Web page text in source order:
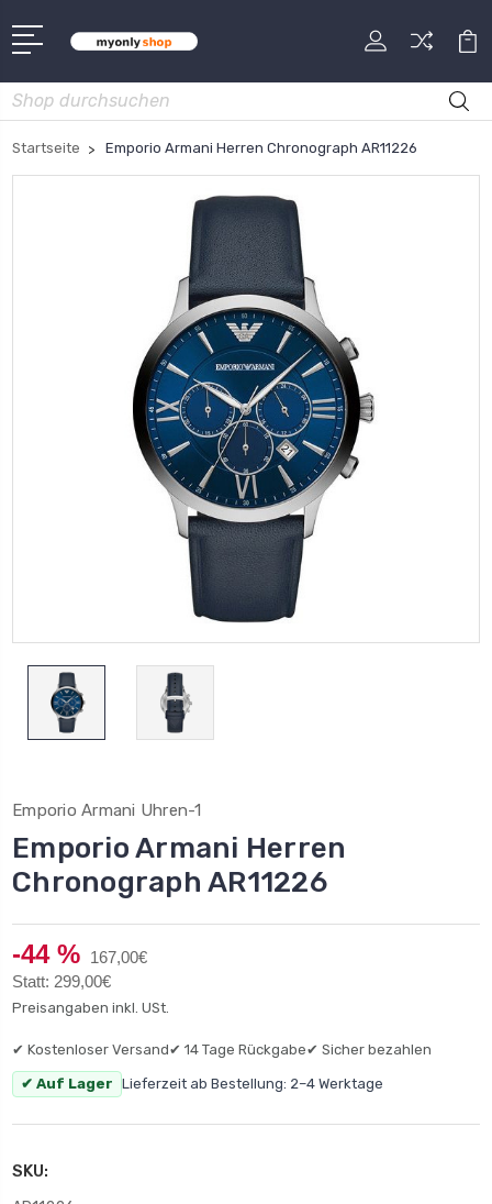
Suche
Startseite Emporio Armani Herren Chronograph AR11226
Emporio Armani Uhren-1
Emporio Armani Herren
Chronograph AR11226
-44 % 167,00€
Statt: 299,00€
Preisangaben inkl. USt.
✔ Kostenloser Versand✔ 14 Tage Rückgabe✔ Sicher bezahlen
✔ Auf Lager Lieferzeit ab Bestellung: 2–4 Werktage
SKU: